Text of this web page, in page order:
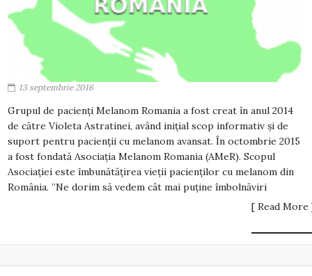
13 septembrie 2016
Grupul de pacienți Melanom Romania a fost creat în anul 2014
de către Violeta Astratinei, având inițial scop informativ și de
suport pentru pacienții cu melanom avansat. În octombrie 2015
a fost fondată Asociația Melanom Romania (AMeR). Scopul
Asociației este îmbunătățirea vieții pacienților cu melanom din
România. ”Ne dorim să vedem cât mai puține îmbolnăviri
[ Read More